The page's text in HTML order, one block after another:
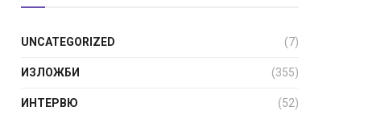
UNCATEGORIZED (7)
ИЗЛОЖБИ (355)
ИНТЕРВЮ (52)